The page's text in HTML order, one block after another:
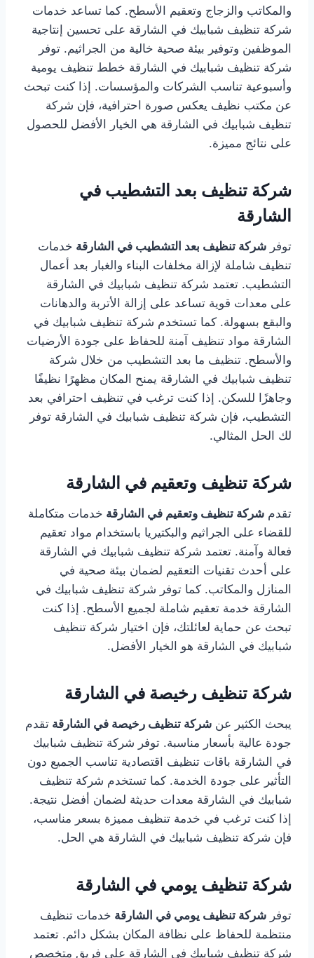
والمكاتب والزجاج وتعقيم الأسطح. كما تساعد خدمات
شركة تنظيف شبابيك في الشارقة على تحسين إنتاجية
الموظفين وتوفير بيئة صحية خالية من الجراثيم. توفر
شركة تنظيف شبابيك في الشارقة خطط تنظيف يومية
وأسبوعية تناسب الشركات والمؤسسات. إذا كنت تبحث
عن مكتب نظيف يعكس صورة احترافية، فإن شركة
تنظيف شبابيك في الشارقة هي الخيار الأفضل للحصول
على نتائج مميزة.
شركة تنظيف بعد التشطيب في
الشارقة
توفر شركة تنظيف بعد التشطيب في الشارقة خدمات
تنظيف شاملة لإزالة مخلفات البناء والغبار بعد أعمال
التشطيب. تعتمد شركة تنظيف شبابيك في الشارقة
على معدات قوية تساعد على إزالة الأتربة والدهانات
والبقع بسهولة. كما تستخدم شركة تنظيف شبابيك في
الشارقة مواد تنظيف آمنة للحفاظ على جودة الأرضيات
والأسطح. تنظيف ما بعد التشطيب من خلال شركة
تنظيف شبابيك في الشارقة يمنح المكان مظهرًا نظيفًا
وجاهزًا للسكن. إذا كنت ترغب في تنظيف احترافي بعد
التشطيب، فإن شركة تنظيف شبابيك في الشارقة توفر
لك الحل المثالي.
شركة تنظيف وتعقيم في الشارقة
تقدم شركة تنظيف وتعقيم في الشارقة خدمات متكاملة
للقضاء على الجراثيم والبكتيريا باستخدام مواد تعقيم
فعالة وآمنة. تعتمد شركة تنظيف شبابيك في الشارقة
على أحدث تقنيات التعقيم لضمان بيئة صحية في
المنازل والمكاتب. كما توفر شركة تنظيف شبابيك في
الشارقة خدمة تعقيم شاملة لجميع الأسطح. إذا كنت
تبحث عن حماية لعائلتك، فإن اختيار شركة تنظيف
شبابيك في الشارقة هو الخيار الأفضل.
شركة تنظيف رخيصة في الشارقة
يبحث الكثير عن شركة تنظيف رخيصة في الشارقة تقدم
جودة عالية بأسعار مناسبة. توفر شركة تنظيف شبابيك
في الشارقة باقات تنظيف اقتصادية تناسب الجميع دون
التأثير على جودة الخدمة. كما تستخدم شركة تنظيف
شبابيك في الشارقة معدات حديثة لضمان أفضل نتيجة.
إذا كنت ترغب في خدمة تنظيف مميزة بسعر مناسب،
فإن شركة تنظيف شبابيك في الشارقة هي الحل.
شركة تنظيف يومي في الشارقة
توفر شركة تنظيف يومي في الشارقة خدمات تنظيف
منتظمة للحفاظ على نظافة المكان بشكل دائم. تعتمد
شركة تنظيف شبابيك في الشارقة على فريق متخصص